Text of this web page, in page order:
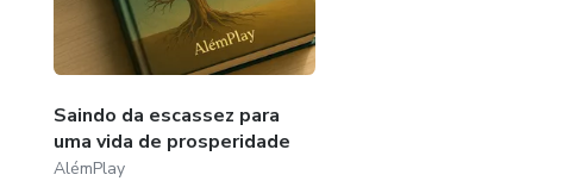
Saindo da escassez para
uma vida de prosperidade
AlémPlay